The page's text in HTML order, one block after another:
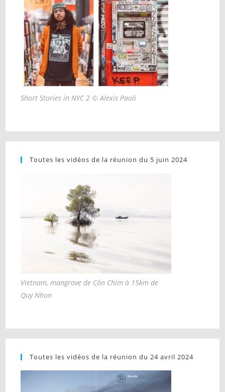
Short Stories in NYC 2 © Alexis Paoli
Toutes les vidéos de la réunion du 5 juin 2024
Vietnam, mangrove de Côn Chim à 15km de
Quy Nhon
Toutes les vidéos de la réunion du 24 avril 2024